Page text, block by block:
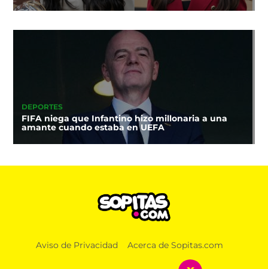
DEPORTES
FIFA niega que Infantino hizo millonaria a una
amante cuando estaba en UEFA
Aviso de Privacidad Acerca de Sopitas.com